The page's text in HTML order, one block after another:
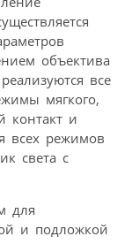
объектива
все
мягкого,
контакт и
всех режимов
света с
для
и подложкой